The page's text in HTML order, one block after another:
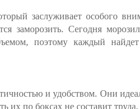
заслуживает особого
заморозить. Сегодня
поэтому каждый
и удобством. Они
их по боксах не составит